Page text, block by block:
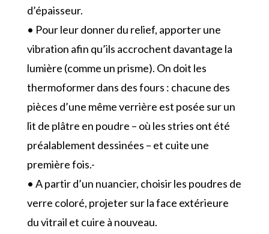
d’épaisseur.
• Pour leur donner du relief, apporter une
vibration afin qu’ils accrochent davantage la
lumière (comme un prisme). On doit les
thermoformer dans des fours : chacune des
pièces d’une même verrière est posée sur un
lit de plâtre en poudre – où les stries ont été
préalablement dessinées – et cuite une
première fois.-
• A partir d’un nuancier, choisir les poudres de
verre coloré, projeter sur la face extérieure
du vitrail et cuire à nouveau.